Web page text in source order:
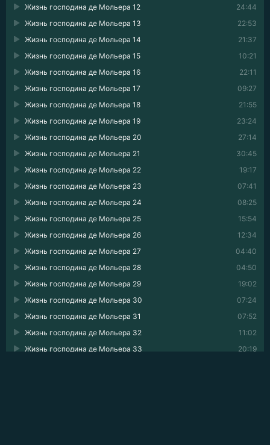
24:44
Жизнь господина де Мольера 12
22:53
Жизнь господина де Мольера 13
21:37
Жизнь господина де Мольера 14
10:21
Жизнь господина де Мольера 15
22:11
Жизнь господина де Мольера 16
09:27
Жизнь господина де Мольера 17
21:55
Жизнь господина де Мольера 18
23:24
Жизнь господина де Мольера 19
27:14
Жизнь господина де Мольера 20
30:45
Жизнь господина де Мольера 21
19:17
Жизнь господина де Мольера 22
07:41
Жизнь господина де Мольера 23
08:25
Жизнь господина де Мольера 24
15:54
Жизнь господина де Мольера 25
12:34
Жизнь господина де Мольера 26
04:40
Жизнь господина де Мольера 27
04:50
Жизнь господина де Мольера 28
19:02
Жизнь господина де Мольера 29
07:24
Жизнь господина де Мольера 30
07:52
Жизнь господина де Мольера 31
11:02
Жизнь господина де Мольера 32
20:19
Жизнь господина де Мольера 33